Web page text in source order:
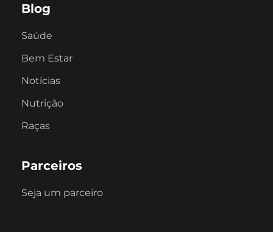
Blog
Saúde
Bem Estar
Notícias
Nutrição
Raças
Parceiros
Seja um parceiro